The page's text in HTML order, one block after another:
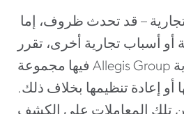
أو أسباب تجارية أخرى، تقرر
فيها مجموعة Allegis Group بيع الأعمال التجارية
أو إعادة تنظيمها بخلاف ذلك.
تلك المعاملات على الكشف